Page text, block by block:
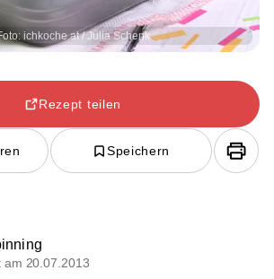
ichkoche.at / Julia Schenk
Rezept teilen
Speichern
am 20.07.2013